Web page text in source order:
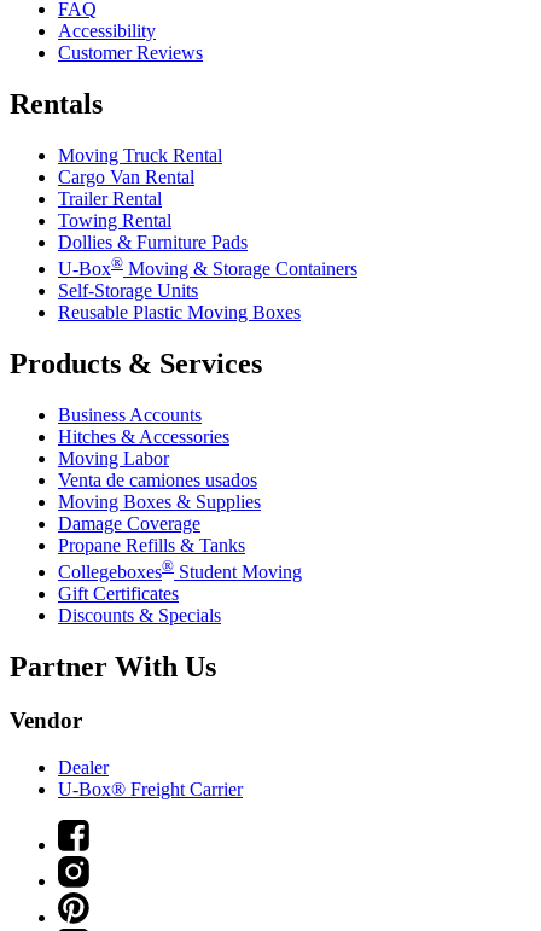
FAQ
Accessibility
Customer Reviews
Rentals
Moving Truck Rental
Cargo Van Rental
Trailer Rental
Towing Rental
Dollies & Furniture Pads
U-Box® Moving & Storage Containers
Self-Storage Units
Reusable Plastic Moving Boxes
Products & Services
Business Accounts
Hitches & Accessories
Moving Labor
Venta de camiones usados
Moving Boxes & Supplies
Damage Coverage
Propane Refills & Tanks
Collegeboxes® Student Moving
Gift Certificates
Discounts & Specials
Partner With Us
Vendor
Dealer
U-Box® Freight Carrier